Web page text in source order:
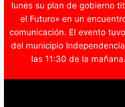
lunes su plan de gobierno
el Futuro» en un
comunicación. El evento
del municipio
las 11:30 de la